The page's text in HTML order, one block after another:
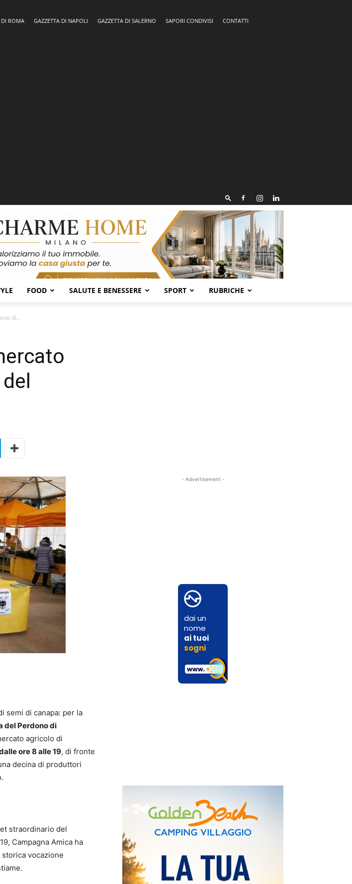
DI ROMA GAZZETTA DI NAPOLI GAZZETTA DI SALERNO SAPORI CONDIVISI
CONTATTI
FOOD SALUTE E BENESSERE SPORT RUBRICHE
di...
semi di canapa: per la
del Perdono di
agricolo di
ore 8 alle 19, di fronte
decina di produttori
straordinario del
Campagna Amica ha
vocazione
- Advertisement -